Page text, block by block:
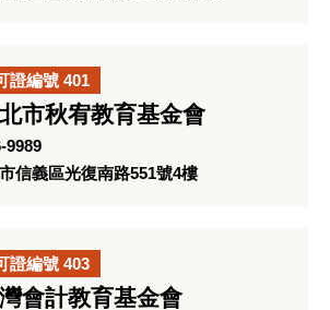
證編號 401
市秋宥教育基金會
9989
信義區光復南路551號4樓
證編號 403
會計教育基金會